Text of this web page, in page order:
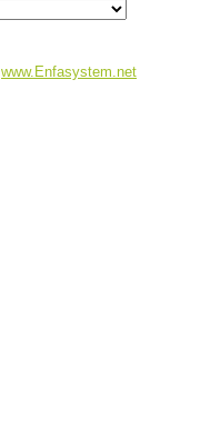
www.Enfasystem.net